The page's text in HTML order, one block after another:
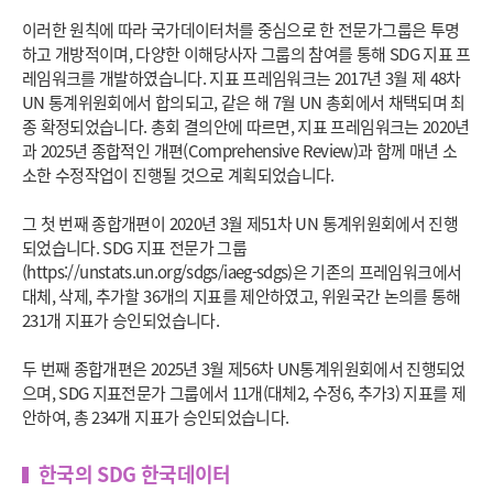
이러한 원칙에 따라 국가데이터처를 중심으로 한 전문가그룹은 투명
하고 개방적이며, 다양한 이해당사자 그룹의 참여를 통해 SDG 지표 프
레임워크를 개발하였습니다. 지표 프레임워크는 2017년 3월 제 48차
UN 통계위원회에서 합의되고, 같은 해 7월 UN 총회에서 채택되며 최
종 확정되었습니다. 총회 결의안에 따르면, 지표 프레임워크는 2020년
과 2025년 종합적인 개편(Comprehensive Review)과 함께 매년 소
소한 수정작업이 진행될 것으로 계획되었습니다.
그 첫 번째 종합개편이 2020년 3월 제51차 UN 통계위원회에서 진행
되었습니다. SDG 지표 전문가 그룹
(https://unstats.un.org/sdgs/iaeg-sdgs)은 기존의 프레임워크에서
대체, 삭제, 추가할 36개의 지표를 제안하였고, 위원국간 논의를 통해
231개 지표가 승인되었습니다.
두 번째 종합개편은 2025년 3월 제56차 UN통계위원회에서 진행되었
으며, SDG 지표전문가 그룹에서 11개(대체2, 수정6, 추가3) 지표를 제
안하여, 총 234개 지표가 승인되었습니다.
한국의 SDG 한국데이터